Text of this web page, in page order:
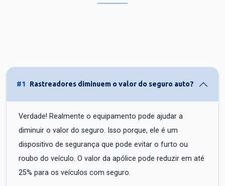
#1 Rastreadores diminuem o valor do seguro auto?
Verdade! Realmente o equipamento pode ajudar a
diminuir o valor do seguro. Isso porque, ele é um
dispositivo de segurança que pode evitar o furto ou
roubo do veículo. O valor da apólice pode reduzir em até
25% para os veículos com seguro.